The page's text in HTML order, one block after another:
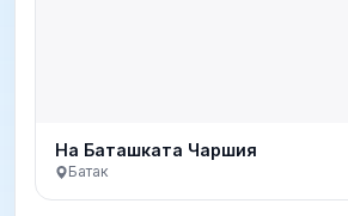
На Баташката Чаршия
Батак